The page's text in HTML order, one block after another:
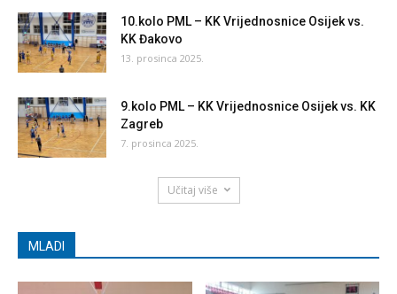
10.kolo PML – KK Vrijednosnice Osijek vs.
KK Đakovo
13. prosinca 2025.
9.kolo PML – KK Vrijednosnice Osijek vs. KK
Zagreb
7. prosinca 2025.
Učitaj više
MLADI